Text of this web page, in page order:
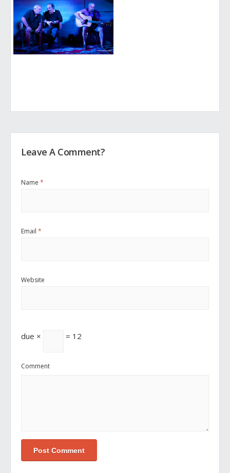
Leave A Comment?
Name *
Email *
Website
due × = 12
Comment